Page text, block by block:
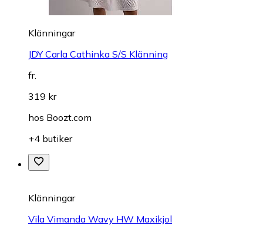
Klänningar
JDY Carla Cathinka S/S Klänning
fr.
319 kr
hos Boozt.com
+4 butiker
Klänningar
Vila Vimanda Wavy HW Maxikjol